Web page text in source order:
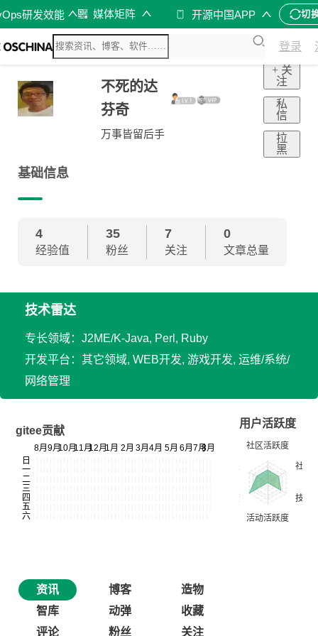
研发效能 媒体矩阵 开源中国APP 切
登录
不死的达
芬奇
万事皆留后手
+ 关
注
私
信
拉
黑
基础信息
4
经验值
35
粉丝
7
关注
0
文章总量
技术雷达
专长领域：J2ME/K-Java, Perl, Ruby
开发平台：其它领域, WEB开发, 游戏开发, 运维/系统/
网络管理
gitee贡献
用户活跃度
资讯 博客
造物
智库
动弹
收藏
评论
粉丝 关注